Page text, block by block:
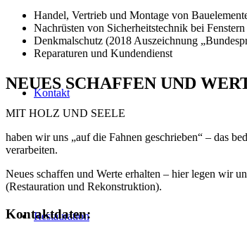
Kontakt
Restauration
Handel, Vertrieb und Montage von
Nachrüsten von Sicherheitstechnik bei
Denkmalschutz (2018 Auszeichnung
Reparaturen und Kundendienst
NEUES SCHAFFEN UND
MIT HOLZ UND SEELE
haben wir uns „auf die Fahnen geschrieben“ – das
verarbeiten.
Neues schaffen und Werte erhalten – hier legen wir
(Restauration und Rekonstruktion).
Kontaktdaten: